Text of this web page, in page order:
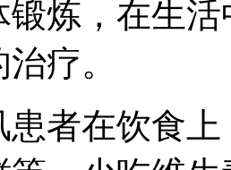
锻炼，在生
疗。
在饮食上